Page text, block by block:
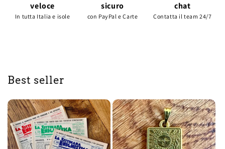
veloce
In tutta Italia e isole
sicuro
con PayPal e Carte
chat
Contatta il team 24/7
Best seller